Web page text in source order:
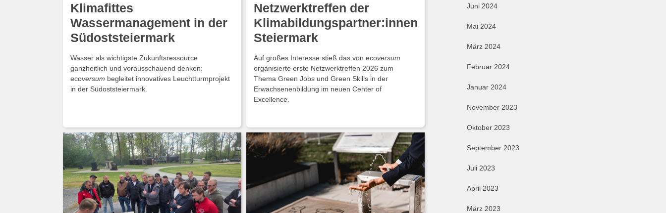
Klimafittes
Wassermanagement in der
Südoststeiermark
Wasser als wichtigste Zukunftsressource
ganzheitlich und vorausschauend denken:
ecoversum begleitet innovatives Leuchtturmprojekt
in der Südoststeiermark.
Netzwerktreffen der
Klimabildungspartner:innen
Steiermark
Auf großes Interesse stieß das von ecoversum
organisierte erste Netzwerktreffen 2026 zum
Thema Green Jobs und Green Skills in der
Erwachsenenbildung im neuen Center of
Excellence.
Juni 2024
Mai 2024
März 2024
Februar 2024
Januar 2024
November 2023
Oktober 2023
September 2023
Juli 2023
April 2023
März 2023